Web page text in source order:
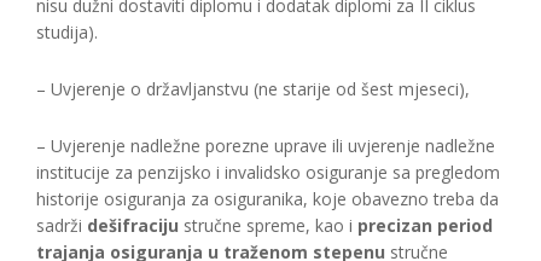
nisu dužni dostaviti diplomu i dodatak diplomi za II ciklus
studija).
– Uvjerenje o državljanstvu (ne starije od šest mjeseci),
– Uvjerenje nadležne porezne uprave ili uvjerenje nadležne
institucije za penzijsko i invalidsko osiguranje sa pregledom
historije osiguranja za osiguranika, koje obavezno treba da
sadrži dešifraciju stručne spreme, kao i precizan period
trajanja osiguranja u traženom stepenu stručne